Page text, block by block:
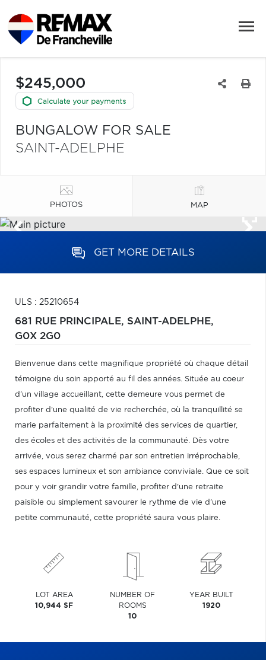
$245,000
BUNGALOW FOR SALE
SAINT-ADELPHE
PHOTOS MAP
GET MORE DETAILS
ULS : 25210654
681 RUE PRINCIPALE, SAINT-ADELPHE,
G0X 2G0
Bienvenue dans cette magnifique propriété où chaque détail
témoigne du soin apporté au fil des années. Située au coeur
d'un village accueillant, cette demeure vous permet de
profiter d'une qualité de vie recherchée, où la tranquillité se
marie parfaitement à la proximité des services de quartier,
des écoles et des activités de la communauté. Dès votre
arrivée, vous serez charmé par son entretien irréprochable,
ses espaces lumineux et son ambiance conviviale. Que ce soit
pour y voir grandir votre famille, profiter d'une retraite
paisible ou simplement savourer le rythme de vie d'une
petite communauté, cette propriété saura vous plaire.
LOT AREA
10,944 SF
NUMBER OF
ROOMS
10
YEAR BUILT
1920